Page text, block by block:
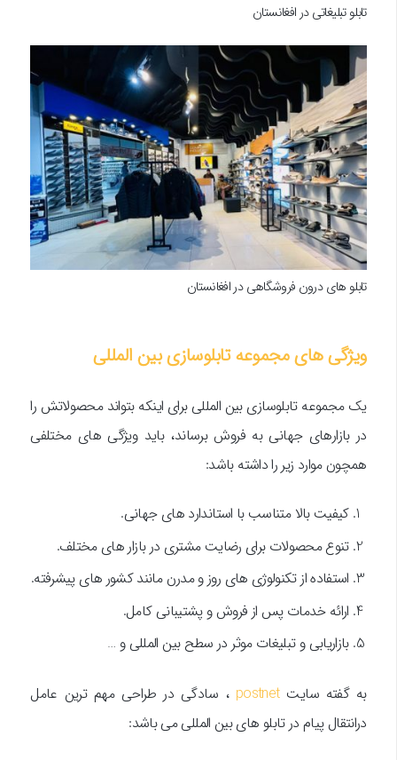
تابلو تبلیغاتی در افغانستان
تابلو های درون فروشگاهی در افغانستان
ویژگی های مجموعه تابلوسازی بین المللی
یک مجموعه تابلوسازی بین المللی برای اینکه بتواند محصولاتش را
در بازارهای جهانی به فروش برساند، باید ویژگی های مختلفی
همچون موارد زیر را داشته باشد:
کیفیت بالا متناسب با استاندارد های جهانی.
تنوع محصولات برای رضایت مشتری در بازار های مختلف.
استفاده از تکنولوژی های روز و مدرن مانند کشور های پیشرفته.
ارائه خدمات پس از فروش و پشتیبانی کامل.
بازاریابی و تبلیغات موثر در سطح بین المللی و …
به گفته سایتpostnet ، سادگی در طراحی مهم ترین عامل
درانتقال پیام در تابلو های بین المللی می باشد: